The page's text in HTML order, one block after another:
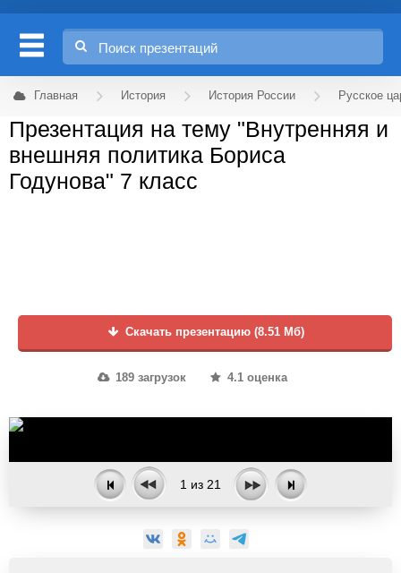
Главная История История России Русское
Презентация на тему "Внутренняя и
внешняя политика Бориса
Годунова" 7 класс
Скачать презентацию (8.51 Мб)
189 загрузок 4.1 оценка
1 из 21